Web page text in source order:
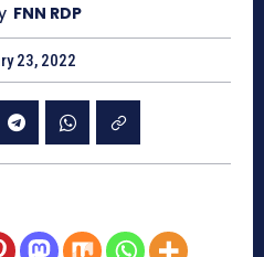
FNN RDP
23, 2022